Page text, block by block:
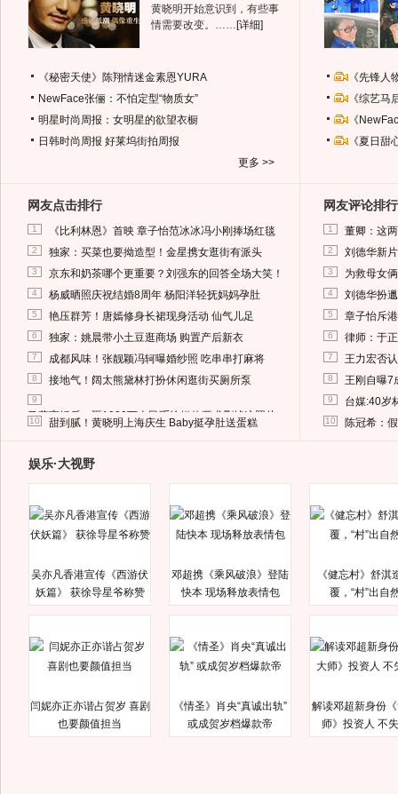
黄晓明开始意识到，有些事
情需要改变。…… [详细]
《秘密天使》陈翔情迷金素恩YURA
NewFace张俪：不怕定型“物质女”
明星时尚周报：女明星的欲望衣橱
日韩时尚周报 好莱坞街拍周报
更多 >>
《先锋
《综艺
《
《夏日
网友点击排行
1 《比利林恩》首映 章子怡范冰冰冯小刚捧场红毯
2 独家：买菜也要拗造型！金星携女逛街有派头
3 京东和奶茶哪个更重要？刘强东的回答全场大笑！
4 杨威晒照庆祝结婚8周年 杨阳洋轻抚妈妈孕肚
5 艳压群芳！唐嫣修身长裙现身活动 仙气儿足
6 独家：姚晨带小土豆逛商场 购置产后新衣
7 成都风味！张靓颖冯轲曝婚纱照 吃串串打麻将
8 接地气！阔太熊黛林打扮休闲逛街买厕所泵
9
马蓉离婚后，砸1000万人民币给媒体要求删掉这照片
10 甜到腻！黄晓明上海庆生 Baby挺孕肚送蛋糕
网友评论排行
1 董卿：这
2 刘德华新
3 为救母女
4 刘德华扮
5 章子怡斥
6 律师：于
7 王力宏否
8 王刚自曝7
9 台媒:40岁
10 陈冠希：
娱乐·大视野
吴亦凡香港宣传《西游伏
妖篇》 获徐导星爷称赞
邓超携《乘风破浪》登陆
快本 现场释放表情包
《健忘村》舒淇
覆，“村”出自
闫妮亦正亦谐占贺岁 喜剧
也要颜值担当
《情圣》肖央“真诚出轨”
或成贺岁档爆款帝
解读邓超新身份
师》投资人 不